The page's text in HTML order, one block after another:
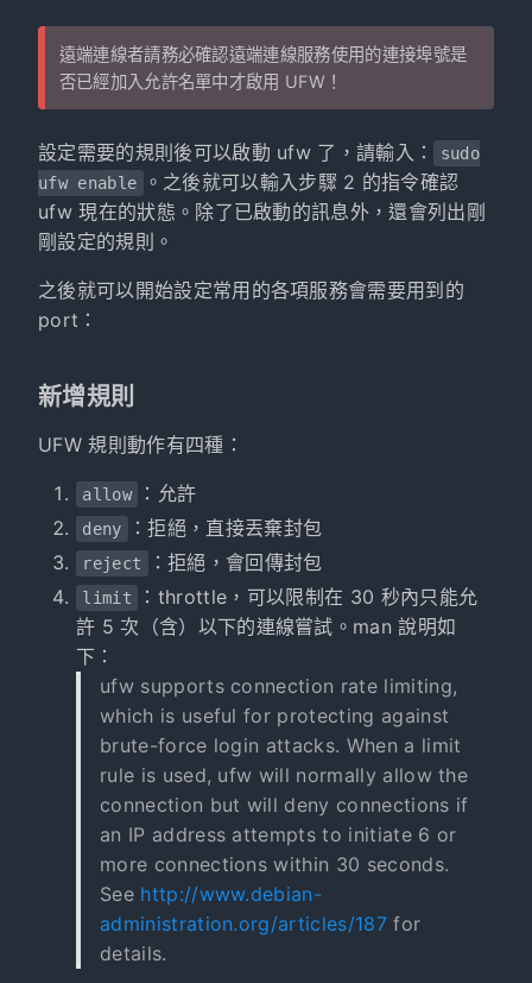
遠端連線者請務必確認遠端連線服務使用的連接埠號是
否已經加入允許名單中才啟用 UFW！
設定需要的規則後可以啟動 ufw 了，請輸入：
sudo
ufw enable
。之後就可以輸入步驟 2 的指令確認
ufw 現在的狀態。除了已啟動的訊息外，還會列出剛
剛設定的規則。
之後就可以開始設定常用的各項服務會需要用到的
port：
新增規則
UFW 規則動作有四種：
allow ：允許
deny ：拒絕，直接丟棄封包
reject ：拒絕，會回傳封包
limit
：throttle，可以限制在 30 秒內只能允
許 5 次（含）以下的連線嘗試。man 說明如
下：
ufw supports connection rate limiting,
which is useful for protecting against
brute-force login attacks. When a limit
rule is used, ufw will normally allow the
connection but will deny connections if
an IP address attempts to initiate 6 or
more connections within 30 seconds.
See http://www.debian-
administration.org/articles/187for
details.